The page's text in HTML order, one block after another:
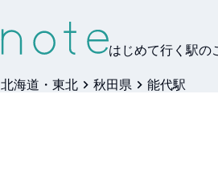
はじめて行く駅の
北海道・東北 秋田県 能代駅